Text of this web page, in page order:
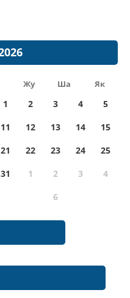
Жу Ша Як
1 2 3 4
5
11 12 13 14
15
21 22 23 24
25
31 1 2 3
4
6